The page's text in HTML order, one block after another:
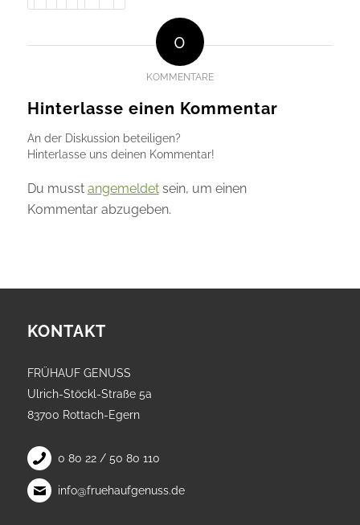
0
KOMMENTARE
Hinterlasse einen Kommentar
An der Diskussion beteiligen?
Hinterlasse uns deinen Kommentar!
Du musst angemeldetsein, um einen
Kommentar abzugeben.
KONTAKT
FRÜHAUF GENUSS
Ulrich-Stöckl-Straße 5a
83700 Rottach-Egern
0 80 22 / 50 80 110
info@fruehaufgenuss.de